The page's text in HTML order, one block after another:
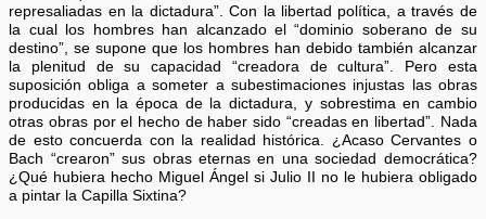
represaliadas en la dictadura”. Con la libertad política, a través de
la cual los hombres han alcanzado el “dominio soberano de su
destino”, se supone que los hombres han debido también alcanzar
la plenitud de su capacidad “creadora de cultura”. Pero esta
suposición obliga a someter a subestimaciones injustas las obras
producidas en la época de la dictadura, y sobrestima en cambio
otras obras por el hecho de haber sido “creadas en libertad”. Nada
de esto concuerda con la realidad histórica. ¿Acaso Cervantes o
Bach “crearon” sus obras eternas en una sociedad democrática?
¿Qué hubiera hecho Miguel Ángel si Julio II no le hubiera obligado
a pintar la Capilla Sixtina?